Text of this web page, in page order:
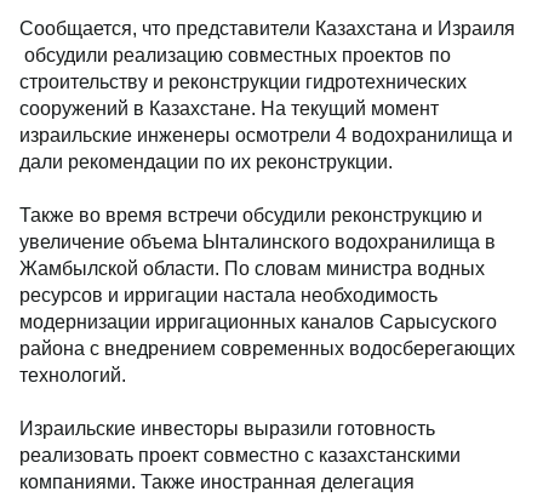
Сообщается, что представители Казахстана и Израиля
обсудили реализацию совместных проектов по
строительству и реконструкции гидротехнических
сооружений в Казахстане. На текущий момент
израильские инженеры осмотрели 4 водохранилища и
дали рекомендации по их реконструкции.
Также во время встречи обсудили реконструкцию и
увеличение объема Ынталинского водохранилища в
Жамбылской области. По словам министра водных
ресурсов и ирригации настала необходимость
модернизации ирригационных каналов Сарысуского
района с внедрением современных водосберегающих
технологий.
Израильские инвесторы выразили готовность
реализовать проект совместно с казахстанскими
компаниями. Также иностранная делегация